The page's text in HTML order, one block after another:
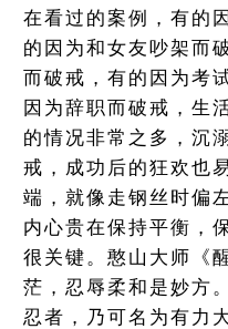
在看过的案例，有的
的因为和女友吵架而
而破戒，有的因为考
因为辞职而破戒，生
的情况非常之多，沉
戒，成功后的狂欢也
端，就像走钢丝时偏
内心贵在保持平衡，
很关键。憨山大师《
茫，忍辱柔和是妙方
忍者，乃可名为有力